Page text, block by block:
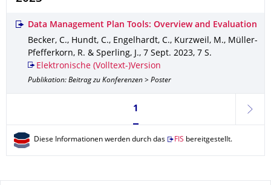
Data Management Plan Tools: Overview and Evaluation
Becker, C., Hundt, C., Engelhardt, C., Kurzweil, M., Müller-
Pfefferkorn, R. & Sperling, J., 7 Sept. 2023, 7 S.
Elektronische (Volltext-)Version
Publikation: Beitrag zu Konferenzen > Poster
Seite 1, aktuell ausgewählt
1
weiter
Diese Informationen werden durch das FIS bereitgestellt.